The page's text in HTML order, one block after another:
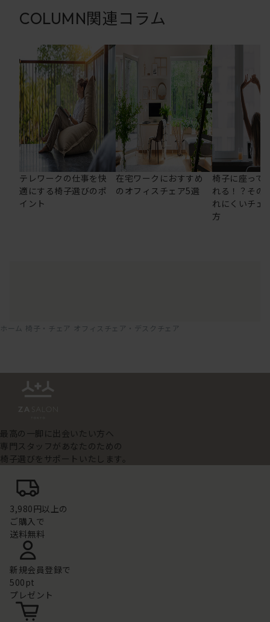
COLUMN関連コラム
テレワークの仕事を快
適にする椅子選びのポ
イント
在宅ワークにおすすめ
のオフィスチェア5選
椅子に座って
れる！？その
れにくいチェ
方
ホーム 椅子・チェア オフィスチェア・デスクチェア
最高の一脚に出会いたい方へ
専門スタッフがあなたのための
椅子選びをサポートいたします。
3,980円以上の
ご購入で
送料無料
新規会員登録で
500pt
プレゼント